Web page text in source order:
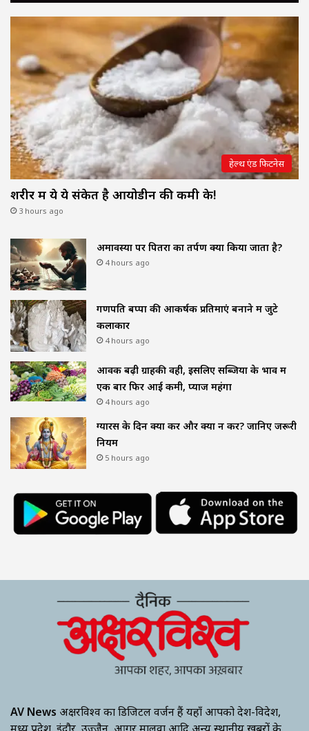
हेल्थ एंड फिटनेस
शरीर में ये ये संकेत है आयोडीन की कमी के!
3 hours ago
अमावस्या पर पितरों का तर्पण क्यों किया जाता है?
4 hours ago
गणपति बप्पा की आकर्षक प्रतिमाएं बनाने में जुटे
कलाकार
4 hours ago
आवक बढ़ी ग्राहकी वही, इसलिए सब्जियों के भाव में
एक बार फिर आई कमी, प्याज महंगा
4 hours ago
ग्यारस के दिन क्या करें और क्या न करें? जानिए जरूरी
नियम
5 hours ago
AV News अक्षरविश्व का डिजिटल वर्जन हैं यहाँ आपको देश-विदेश,